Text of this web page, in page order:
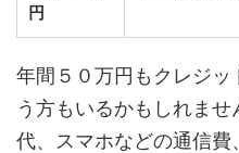
円
年間５０万円もクレジ
う方もいるかもしれま
代、スマホなどの通信